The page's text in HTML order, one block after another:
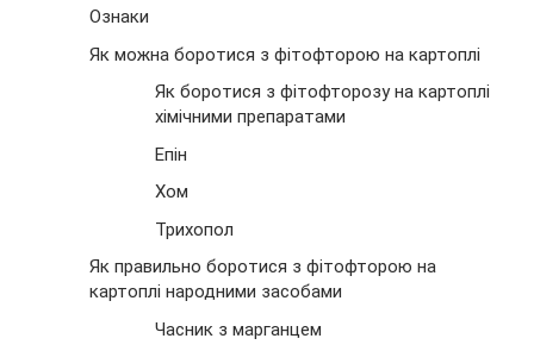
Ознаки
Як можна боротися з фітофторою на картоплі
Як боротися з фітофторозу на картоплі
хімічними препаратами
Епін
Хом
Трихопол
Як правильно боротися з фітофторою на
картоплі народними засобами
Часник з марганцем